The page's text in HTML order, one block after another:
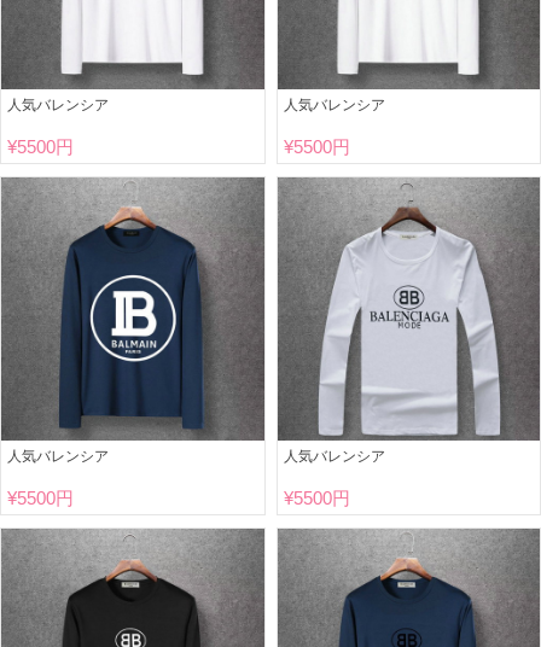
人気バレンシア
¥5500円
人気バレンシア
¥5500円
人気バレンシア
¥5500円
人気バレンシア
¥5500円